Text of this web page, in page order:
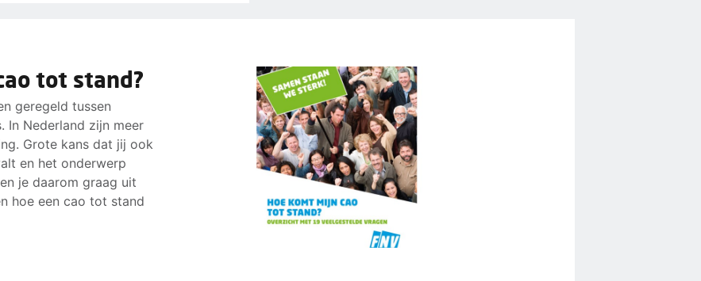
tot stand?
geregeld tussen
In Nederland zijn meer
Grote kans dat jij ook
en het onderwerp
je daarom graag uit
hoe een cao tot stand